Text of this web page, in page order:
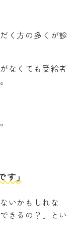
く方の多くが診
なくても受給者
」
いかもしれな
きるの？」とい